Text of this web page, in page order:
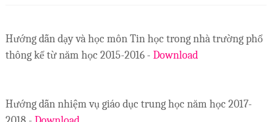
Hướng dẫn dạy và học môn Tin học trong nhà trường phổ
thông kể từ năm học 2015-2016 - Download
Hướng dẫn nhiệm vụ giáo dục trung học năm học 2017-